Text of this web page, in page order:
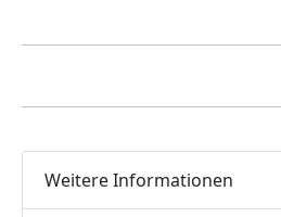
Weitere Informationen